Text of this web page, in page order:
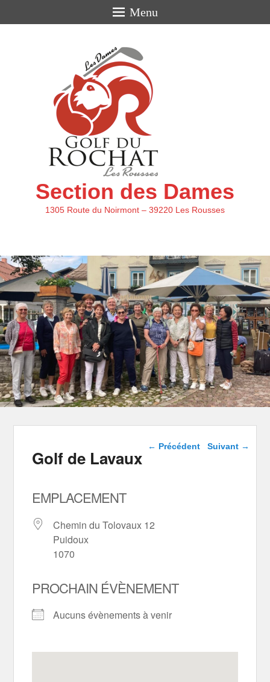
Menu
Section des Dames
1305 Route du Noirmont – 39220 Les Rousses
Navigation dans les
← Précédent Suivant →
Golf de Lavaux
EMPLACEMENT
Chemin du Tolovaux 12
Puidoux
1070
PROCHAIN ÉVÈNEMENT
Aucuns évènements à venir